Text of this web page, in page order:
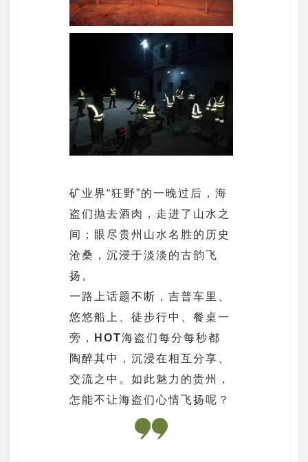
矿业界“狂野”的一晚过后，海
盗们抛去酒肉，走进了山水之
间；眼尽贵州山水名胜的历史
沧桑，沉浸于淡淡的古韵飞
扬。
一路上话题不断，吉普车里、
悠悠船上、徒步行中、餐桌一
旁，
HOT海盗们每分每秒都
陶醉其中，沉浸在相互分享、
交流之中。如此魅力的贵州，
怎能不让海盗们心情飞扬呢？